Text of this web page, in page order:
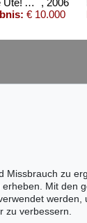
€ 10.000
Missbrauch zu
Mit den
werden,
zu verbessern.